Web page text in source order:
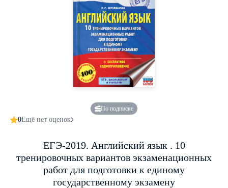
По подписке
0Ещё нет оценок
ЕГЭ-2019. Английский язык . 10
тренировочных вариантов экзаменационных
работ для подготовки к единому
государственному экзамену